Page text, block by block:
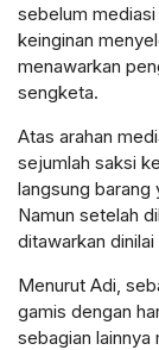
sebelum
keinginan
menawarkan
sengketa.
Atas arahan
sejumlah saksi
langsung barang
Namun setelah
ditawarkan
Menurut Adi,
gamis dengan
sebagian lainnya